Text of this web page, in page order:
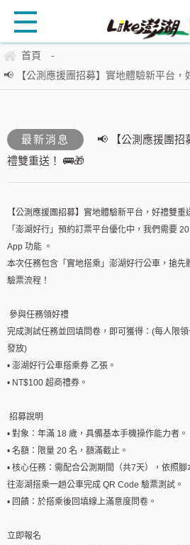
首頁 -
📢 【公測應援團招募】實地體驗新平台，
最新消息
📢 【公測應援團招
禮雙重送！ 🚌🎁
【公測應援團招募】實地體驗新平台，好禮雙重
「澎湖好行」預約訂票平台優化中，我們需要
App 功能 。
本次任務包含「實地搭乘」澎湖好行公車，搶先
驗票流程！
參與任務領好禮
完成測試任務並回填問卷，即可獲得：(每人限
發放)
• 澎湖好行公車搭乘券 乙張。
• NT$100 超商禮券。
招募說明
• 對象：年滿 18 歲，具備基本手機操作能力者。
• 名額：限量 20 名，額滿截止。
• 核心任務：需配合公測期間（共7天），依照
往澎湖搭乘一趟公車完成 QR Code 驗票測試。
• 回饋：於搭乘後回填線上滿意度問卷。
立即報名